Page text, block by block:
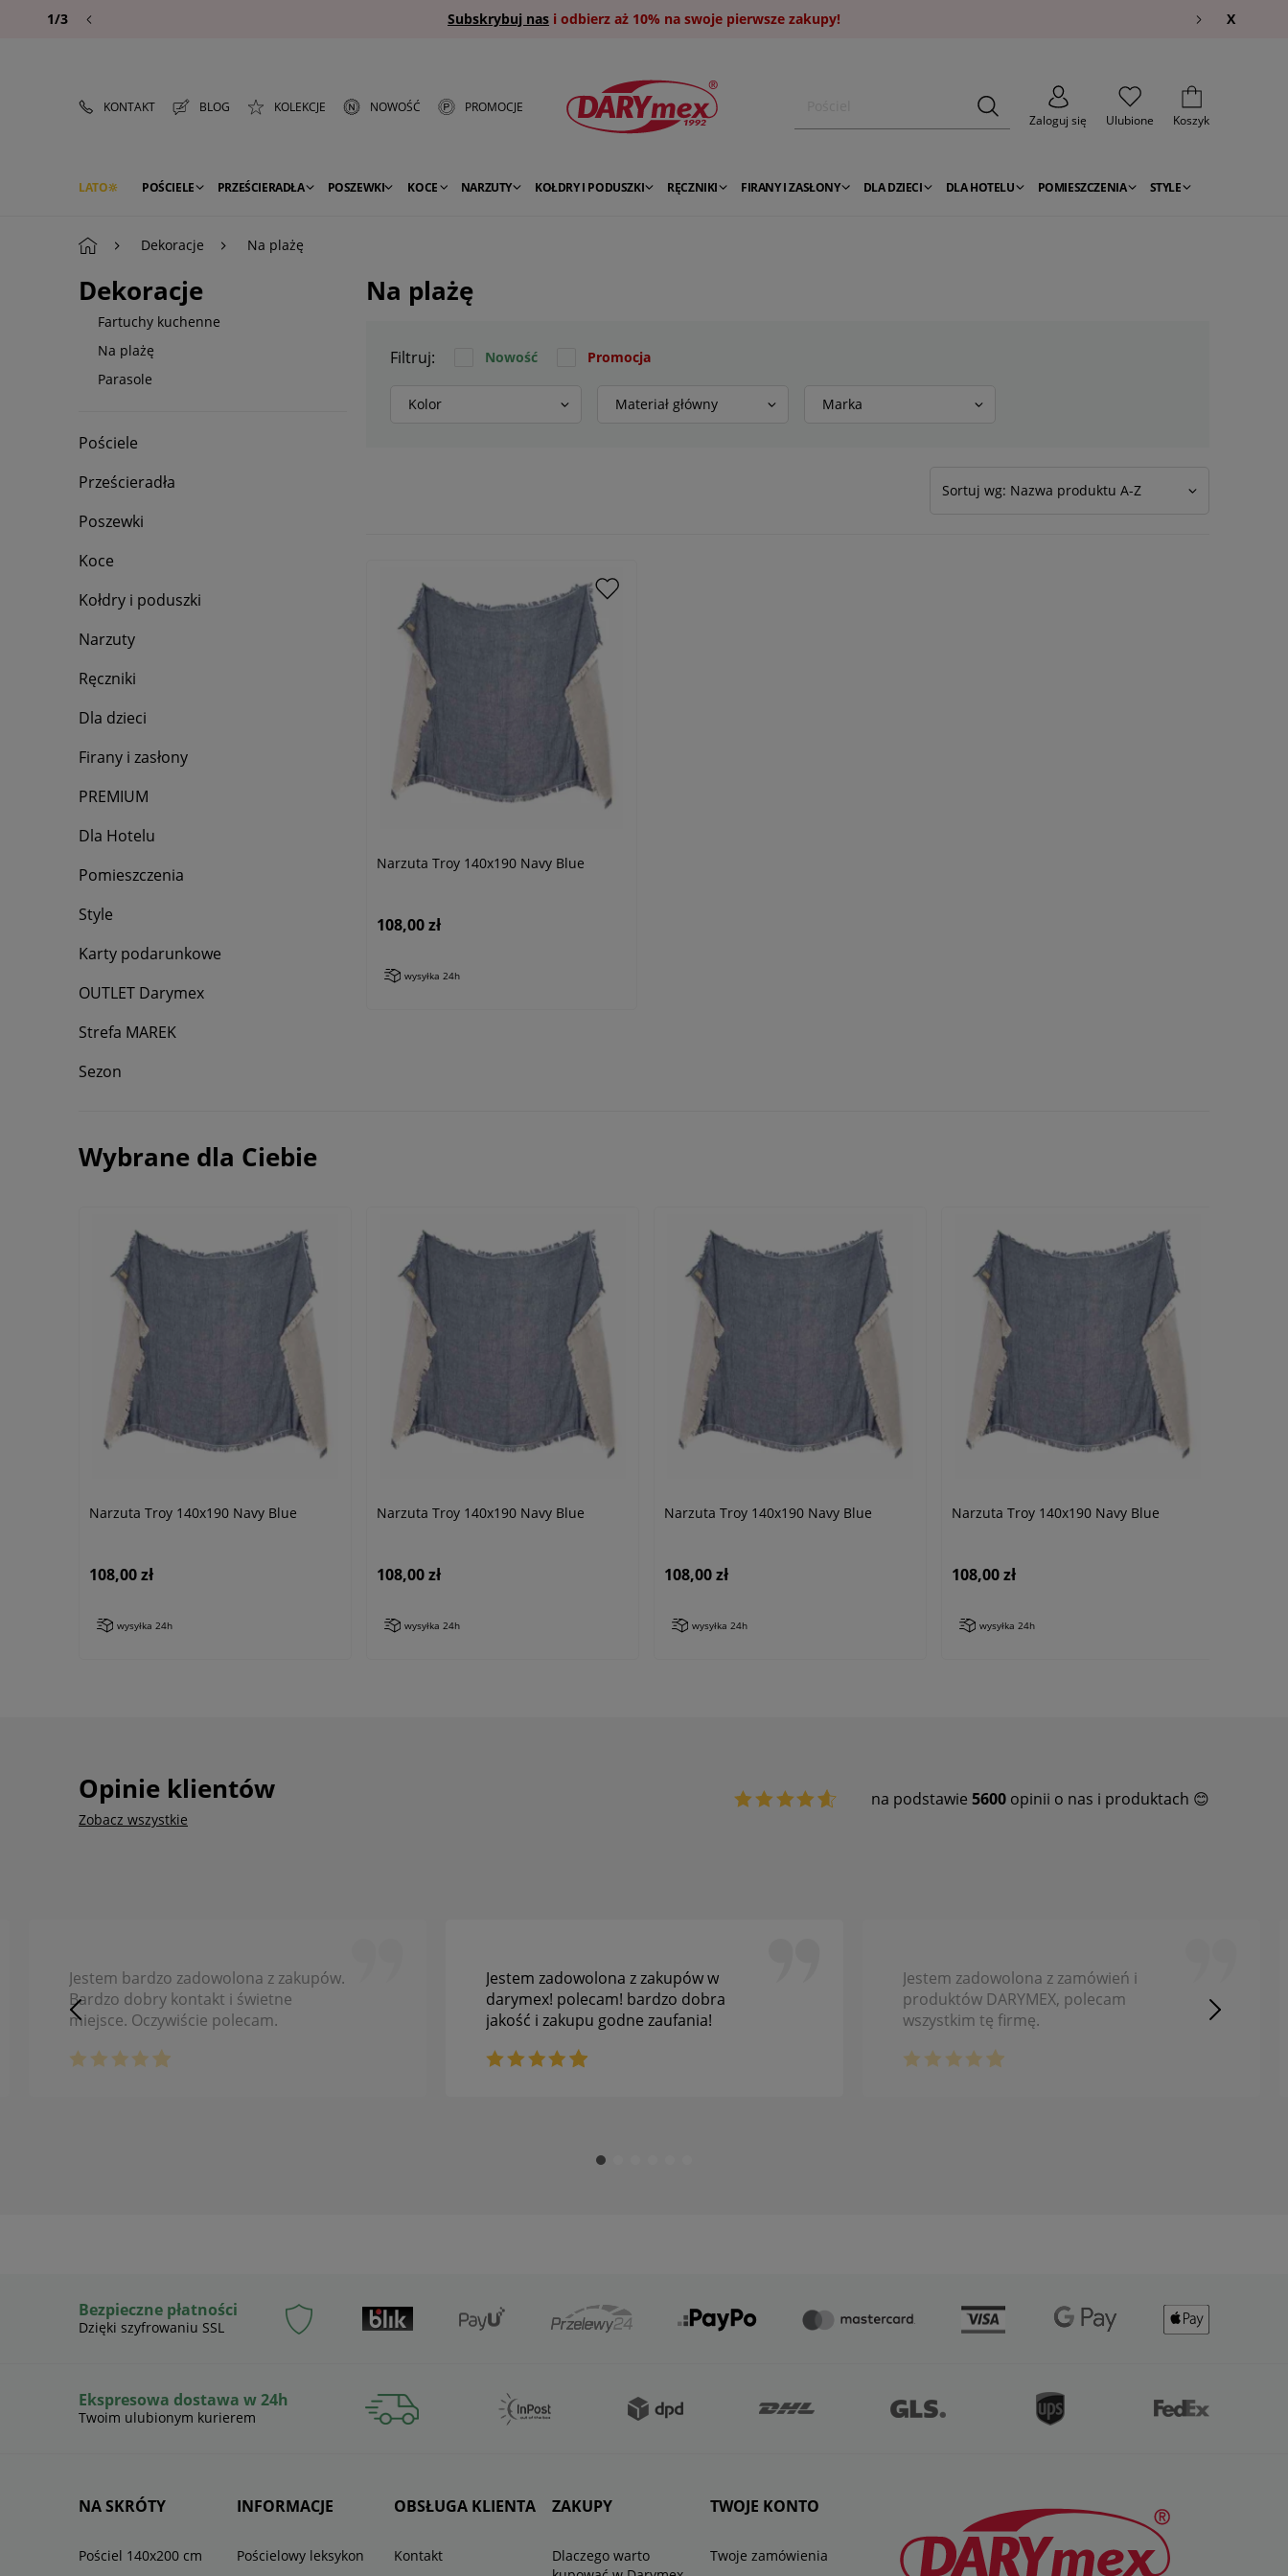
Subskrybuj nas i odbierz aż 10% na swoje pierwsze zakupy!
1/3 X
KONTAKT BLOG KOLEKCJE NOWOŚĆ
PROMOCJE
Zaloguj się
Ulubione Koszyk
LATO POŚCIELE PRZEŚCIERADŁA POSZEWKI KOCE NARZUTY KOŁDRY I PODUSZKI RĘCZNIKI FIRANY I ZASŁONY DLA DZIECI DLA HOTELU POMIESZCZENIA STYLE
Dekoracje Na plażę
Dekoracje
Fartuchy kuchenne
Na plażę
Parasole
Pościele
Prześcieradła
Poszewki
Koce
Kołdry i poduszki
Narzuty
Ręczniki
Dla dzieci
Firany i zasłony
PREMIUM
Dla Hotelu
Pomieszczenia
Style
Karty podarunkowe
OUTLET Darymex
Strefa MAREK
Sezon
Na plażę
Filtruj: Nowość Promocja
Marka
Materiał główny
Kolor
Sortuj wg: Nazwa produktu A-Z
Narzuta Troy 140x190 Navy Blue
108,00 zł
wysyłka 24h
Wybrane dla Ciebie
Narzuta Troy 140x190 Navy Blue
108,00 zł
wysyłka 24h
Narzuta Troy 140x190 Navy Blue
108,00 zł
wysyłka 24h
Narzuta Troy 140x190 Navy Blue
108,00 zł
wysyłka 24h
Narzuta Troy 140x190 Navy Blue
108,00 zł
wysyłka 24h
Opinie klientów
Zobacz wszystkie
na podstawie 5600 opinii o nas i produktach 😊
Jestem bardzo zadowolona z zakupów.
Bardzo dobry kontakt i świetne
miejsce. Oczywiście polecam.
Jestem zadowolona z zakupów w
darymex! polecam! bardzo dobra
jakość i zakupu godne zaufania!
Jestem zadowolona z zamówień i
produktów DARYMEX, polecam
wszystkim tę firmę.
Bezpieczne płatności
Dzięki szyfrowaniu SSL
Ekspresowa dostawa w 24h
Twoim ulubionym kurierem
NA SKRÓTY
Pościel 140x200 cm
INFORMACJE
Pościelowy leksykon
OBSŁUGA KLIENTA
Kontakt
ZAKUPY
Dlaczego warto
TWOJE KONTO
Twoje zamówienia